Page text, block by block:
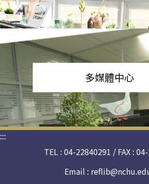
多媒體中心
:::
TEL : 04-22840291 / FAX :
Email :